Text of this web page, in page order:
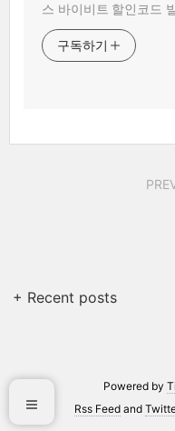
스 바이비트 할인코드
구독하기
+ Recent posts
Powered by
Rss Feed and